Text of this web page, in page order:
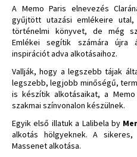
A Memo Paris elnevezés
gyűjtött utazási emlékeire
történelmi könyvet, de még
Emlékei segítik számára újra
inspirációt adva alkotásaihoz.
Vallják, hogy a legszebb tájak
legszebb, legjobb minőségű,
is készítik alkotásaikat, a
szakmai színvonalon készülnek.
Egyik első illatuk a Lalibela by
alkotás hölgyeknek. A sikeres,
Massenet alkotása.